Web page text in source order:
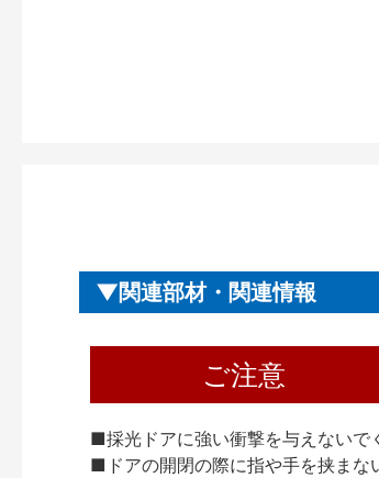
関連部材・関連情報
ご注意
■採光ドアに強い衝撃を与えないで
■ドアの開閉の際に指や手を挟まな